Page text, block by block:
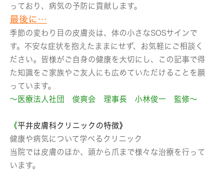
っており、病気の予防に貢献します。
最後に…
季節の変わり目の皮膚炎は、体の小さなSOSサインで
す。不安な症状を抱えたままにせず、お気軽にご相談く
ださい。皆様がご自身の健康を大切にし、この記事で得
た知識をご家族やご友人にも広めていただけることを願
っています。
～医療法人社団 俊爽会 理事長 小林俊一 監修～
《平井皮膚科クリニックの特徴》
健康や病気について学べるクリニック
当院では皮膚のほか、頭から爪まで様々な治療を行って
います。